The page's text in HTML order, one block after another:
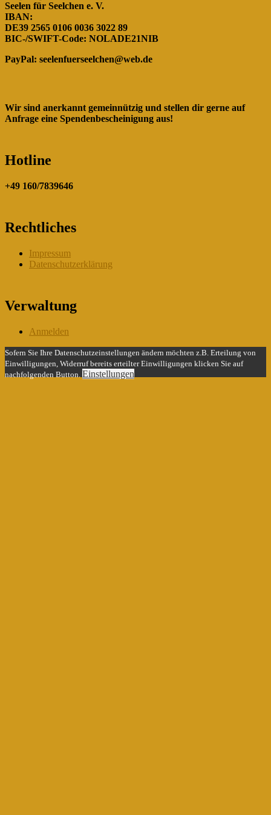
Seelen für Seelchen e. V.
IBAN:
DE39 2565 0106 0036 3022 89
BIC-/SWIFT-Code: NOLADE21NIB
PayPal: seelenfuerseelchen@web.de
Wir sind anerkannt gemeinnützig und stellen dir gerne auf
Anfrage eine Spendenbescheinigung aus!
Hotline
+49 160/7839646
Rechtliches
Impressum
Datenschutzerklärung
Verwaltung
Anmelden
Sofern Sie Ihre Datenschutzeinstellungen ändern möchten z.B. Erteilung von
Einwilligungen, Widerruf bereits erteilter Einwilligungen klicken Sie auf
nachfolgenden Button. Einstellungen